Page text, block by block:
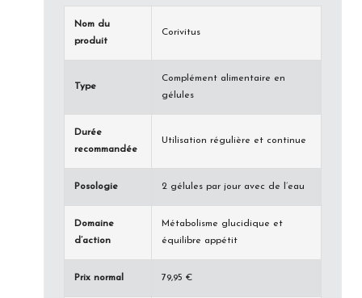
Nom du
produit
Corivitus
Type
Complément alimentaire en
gélules
Durée
recommandée
Utilisation régulière et continue
Posologie 2 gélules par jour avec de l’eau
Domaine
d’action
Métabolisme glucidique et
équilibre appétit
Prix normal 79,95 €